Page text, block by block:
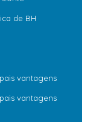
de BH
vantagens
vantagens